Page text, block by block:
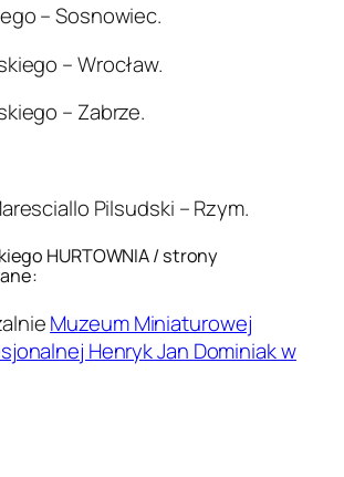
– Sosnowiec.
– Wrocław.
– Zabrze.
Pilsudski – Rzym.
HURTOWNIA / strony
Muzeum Miniaturowej
Henryk Jan Dominiak w